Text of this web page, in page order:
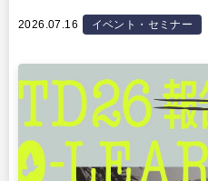
2026.07.16 イベント・セミナー